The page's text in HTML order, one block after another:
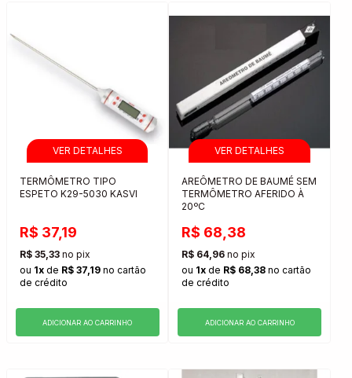
TERMÔMETRO TIPO
ESPETO K29-5030 KASVI
R$ 37,19
R$ 35,33 no pix
ou 1x de R$ 37,19 no cartão
de crédito
ADICIONAR AO CARRINHO
AREÔMETRO DE BAUMÉ SEM
TERMÔMETRO AFERIDO À
20ºC
R$ 68,38
R$ 64,96 no pix
ou 1x de R$ 68,38 no cartão
de crédito
ADICIONAR AO CARRINHO